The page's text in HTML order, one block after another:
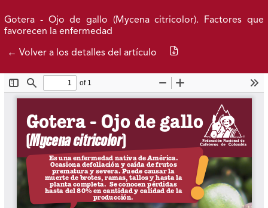
Actual Archivos Acerca de
Gotera - Ojo de gallo (Mycena citricolor). Factores que
favorecen la enfermedad
← Volver a los detalles del artículo
Federación Nacional de Cafeteros | Powered by: Cenicafé
Al continuar utilizando este portal, aceptas nuestros
Términos y condiciones de usoyPolítica de Privacidad y
Tratamiento de Datos Personales.